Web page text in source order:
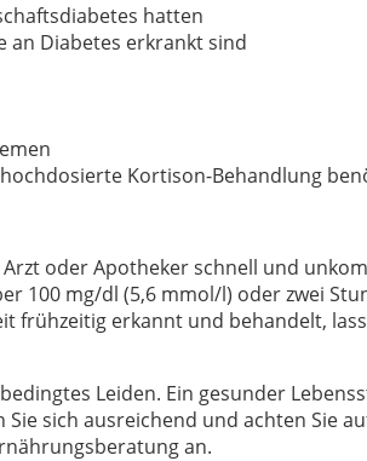
hatten
an Diabetes erkrankt sind
Kortison-Behandlung
oder Apotheker schnell und
100 mg/dl (5,6 mmol/l) oder zwei
frühzeitig erkannt und behandelt,
Leiden. Ein gesunder
sich ausreichend und achten Sie
an.